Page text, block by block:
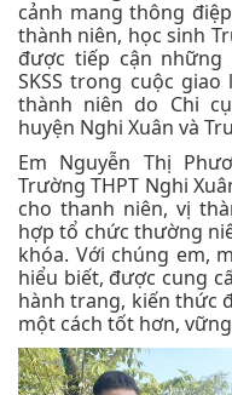
cảnh mang thông
thành niên, học sinh
được tiếp cận
SKSS trong cuộc
thành niên do Chi
huyện Nghi Xuân và
Em Nguyễn Thị
Trường THPT Nghi
cho thanh niên, vị
hợp tổ chức thường
khóa. Với chúng em,
hiểu biết, được cung
hành trang, kiến thức
một cách tốt hơn,